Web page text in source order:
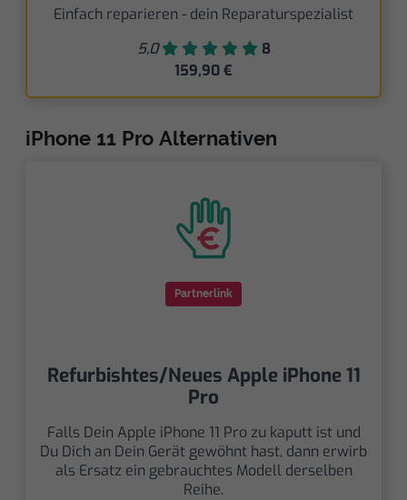
Einfach reparieren - dein Reparaturspezialist
5,0
8
159,90 €
iPhone 11 Pro Alternativen
Partnerlink
Refurbishtes/Neues Apple iPhone 11
Pro
Falls Dein Apple iPhone 11 Pro zu kaputt ist und
Du Dich an Dein Gerät gewöhnt hast, dann erwirb
als Ersatz ein gebrauchtes Modell derselben
Reihe.